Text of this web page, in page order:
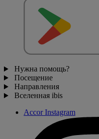
Нужна помощь?
Посещение
Направления
Вселенная ibis
Accor Instagram